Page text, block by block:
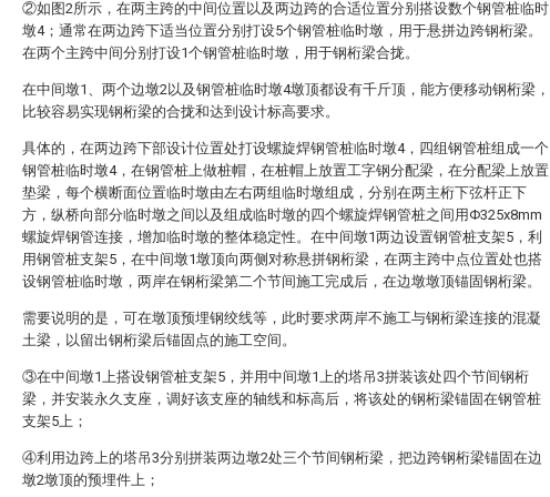
②如图2所示，在两主跨的中间位置以及两边跨的合适位置分别搭设数个钢管桩临时
墩4；通常在两边跨下适当位置分别打设5个钢管桩临时墩，用于悬拼边跨钢桁梁。
在两个主跨中间分别打设1个钢管桩临时墩，用于钢桁梁合拢。
在中间墩1、两个边墩2以及钢管桩临时墩4墩顶都设有千斤顶，能方便移动钢桁梁，
比较容易实现钢桁梁的合拢和达到设计标高要求。
具体的，在两边跨下部设计位置处打设螺旋焊钢管桩临时墩4，四组钢管桩组成一个
钢管桩临时墩4，在钢管桩上做桩帽，在桩帽上放置工字钢分配梁，在分配梁上放置
垫梁，每个横断面位置临时墩由左右两组临时墩组成，分别在两主桁下弦杆正下
方，纵桥向部分临时墩之间以及组成临时墩的四个螺旋焊钢管桩之间用Φ325x8mm
螺旋焊钢管连接，增加临时墩的整体稳定性。在中间墩1两边设置钢管桩支架5，利
用钢管桩支架5，在中间墩1墩顶向两侧对称悬拼钢桁梁，在两主跨中点位置处也搭
设钢管桩临时墩，两岸在钢桁梁第二个节间施工完成后，在边墩墩顶锚固钢桁梁。
需要说明的是，可在墩顶预埋钢绞线等，此时要求两岸不施工与钢桁梁连接的混凝
土梁，以留出钢桁梁后锚固点的施工空间。
③在中间墩1上搭设钢管桩支架5，并用中间墩1上的塔吊3拼装该处四个节间钢桁
梁，并安装永久支座，调好该支座的轴线和标高后，将该处的钢桁梁锚固在钢管桩
支架5上；
④利用边跨上的塔吊3分别拼装两边墩2处三个节间钢桁梁，把边跨钢桁梁锚固在边
墩2墩顶的预埋件上；